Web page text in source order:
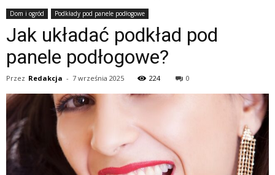
Dom i ogród Podkłady pod panele podłogowe
Jak układać podkład pod
panele podłogowe?
Przez Redakcja - 7 września 2025 224 0